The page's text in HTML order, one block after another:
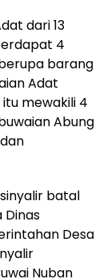
dari 13
4
barang
Adat
mewakili 4
Abung
batal
Dinas
Desa
Nuban